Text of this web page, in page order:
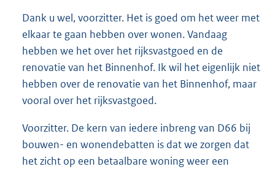
Dank u wel, voorzitter. Het is goed om het weer met
elkaar te gaan hebben over wonen. Vandaag
hebben we het over het rijksvastgoed en de
renovatie van het Binnenhof. Ik wil het eigenlijk niet
hebben over de renovatie van het Binnenhof, maar
vooral over het rijksvastgoed.
Voorzitter. De kern van iedere inbreng van D66 bij
bouwen- en wonendebatten is dat we zorgen dat
het zicht op een betaalbare woning weer een